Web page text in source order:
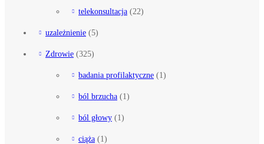
telekonsultacja (22)
uzależnienie (5)
Zdrowie (325)
badania profilaktyczne (1)
ból brzucha (1)
ból głowy (1)
ciąża (1)